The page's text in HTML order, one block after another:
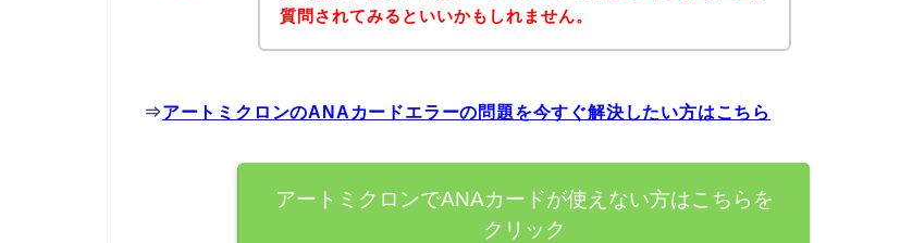
質問されてみるといいかもしれません。
⇒アートミクロンのANAカードエラーの問題を今すぐ解決したい方はこちら
アートミクロンでANAカードが使えない方はこちらを
クリック